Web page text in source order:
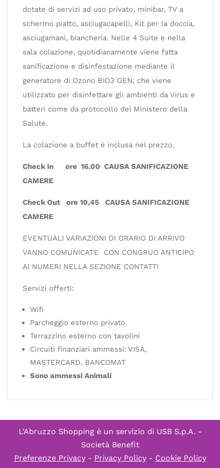
dotate di servizi ad uso privato, minibar, TV a
schermo piatto, asciugacapelli, Kit per la doccia,
asciugamani, biancheria. Nelle 4 Suite e nella
sala colazione, quotidianamente viene fatta
sanificazione e disinfestazione mediante il
generatore di Ozono BIO3 GEN, che viene
utilizzato per disinfettare gli ambienti da Virus e
batteri come da protocollo del Ministero della
Salute.
La colazione a buffet è inclusa nel prezzo.
Check in ore 16.00 CAUSA SANIFICAZIONE
CAMERE
Check Out ore 10,45 CAUSA SANIFICAZIONE
CAMERE
EVENTUALI VARIAZIONI DI ORARIO DI ARRIVO
VANNO COMUNICATE CON CONGRUO ANTICIPO
AI NUMERI NELLA SEZIONE CONTATTI
Servizi offerti:
Wifi
Parcheggio esterno privato
Terrazzino esterno con tavolini
Circuiti finanziari ammessi: VISA,
MASTERCARD, BANCOMAT
Sono ammessi Animali
L'Abruzzo Shopping è un servizio di USB S.p.A. -
Società Benefit
Preferenze Privacy- Privacy Policy- Cookie Policy